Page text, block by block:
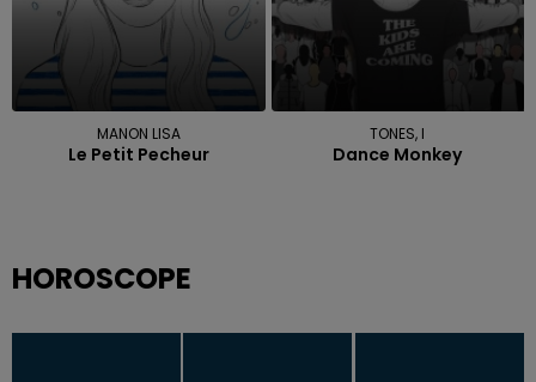
MANON LISA
Le Petit Pecheur
TONES, I
Dance Monkey
HOROSCOPE